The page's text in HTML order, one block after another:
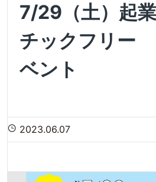
7/29（土）起
チックフリー
ベント
2023.06.07